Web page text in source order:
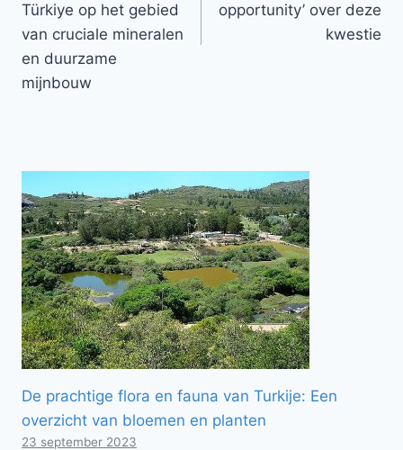
Türkiye op het gebied
van cruciale mineralen
en duurzame
mijnbouw
opportunity’ over deze
kwestie
De prachtige flora en fauna van Turkije: Een
overzicht van bloemen en planten
23 september 2023